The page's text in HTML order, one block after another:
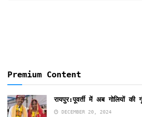
Premium Content
रायपुर:पूवर्ती में अब गोलियों
DECEMBER 20, 2024